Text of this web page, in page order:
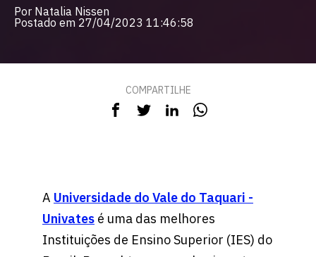
Por Natalia Nissen
Postado em 27/04/2023 11:46:58
COMPARTILHE
A Universidade do Vale do Taquari -
Univates é uma das melhores
Instituições de Ensino Superior (IES) do